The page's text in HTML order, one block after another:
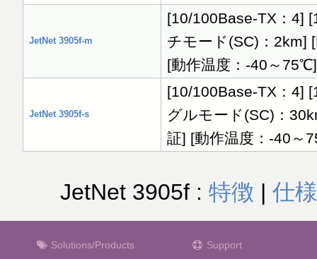
JetNet 3905f-m
[10/100Base-TX：4]
チモード(SC)：2km]
[動作温度：-40～75℃]
JetNet 3905f-s
[10/100Base-TX：4]
グルモード(SC)：
証] [動作温度：-40～
JetNet 3905f : 特徴 | 仕様
Solutions/Products Support